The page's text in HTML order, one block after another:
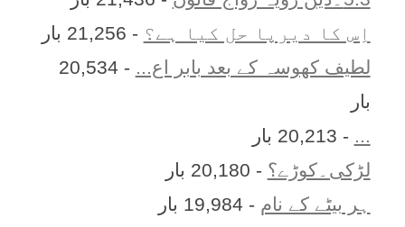
اِس کا ديرپا حل کيا ہے؟ - 21,256 بار
لطیف کھوسہ کے بعد بابر اع...
- 20,534
بار
... - 20,213 بار
لڑکی۔کوڑے؟ - 20,180 بار
ہر بيٹے کے نام - 19,984 بار